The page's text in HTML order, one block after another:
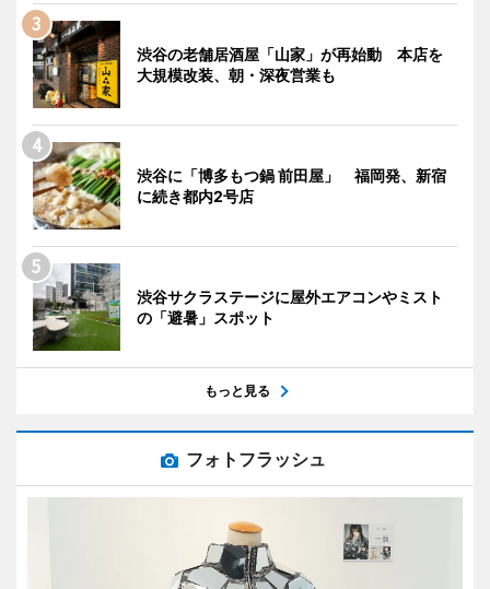
渋谷の老舗居酒屋「山家」が再始動 本店を
大規模改装、朝・深夜営業も
渋谷に「博多もつ鍋 前田屋」 福岡発、新宿
に続き都内2号店
渋谷サクラステージに屋外エアコンやミスト
の「避暑」スポット
もっと見る
フォトフラッシュ